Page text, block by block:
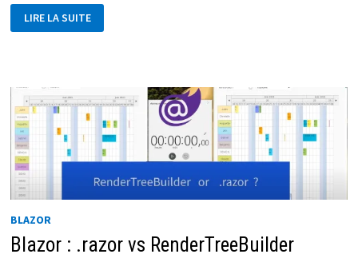
:
BLAZOR
WITH
NO
MATCHING
START
TAG.
LIRE LA SUITE
BLAZOR
Blazor : .razor vs RenderTreeBuilder